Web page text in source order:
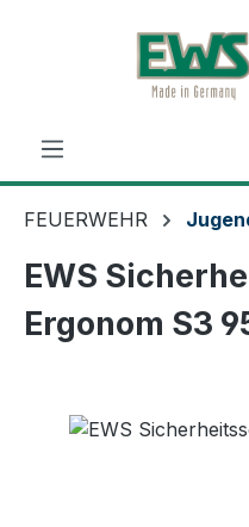
Zum Hauptinhalt springen
FEUERWEHR
EWS
Ergonom S3